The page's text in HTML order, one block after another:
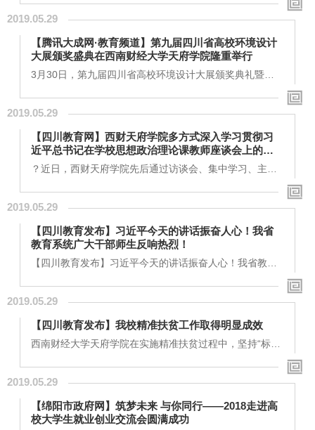
曹？天骄你有没有过曾经被小偷从包里偷东西的经历当时
是否感觉既气愤又无奈现在有一个挎包能够具备防盗、扩
初衷只是想帮妈妈解决困扰。今年暑假，西南财经大学天
府学院大三的学生曹天骄将自己发明的挎包带回家送给妈
妈，从此妈妈就将这个挎包留在身边，当成宝贝，外出都
2019.05.29
【腾讯大成网·教育频道】第九届四川省高校环境设计
大展颁奖盛典在西南财经大学天府学院隆重举行
3月30日，第九届四川省高校环境设计大展颁奖典礼暨第
府学院成都校区东区隆重举行。四川省高校环境设计大展
是由四川省高等教育学会主办的省级赛事。第九届四川省
究会、西南财经大学天府学院、广东三雄极光照明股份有
限公司联合承办,四川省近20所高校协办。本届大展共分学
年赛、挑战赛、论坛等三大部分。大展嘉宾与获奖...
2019.05.29
【四川教育网】西财天府学院多方式深入学习贯彻习
近平总书记在学校思想政治理论课教师座谈会上的重
要讲话精神
？近日，西财天府学院先后通过访谈会、集中学习、主题
政治理论课教师座谈会上的重要讲话精学校党委副书记(主
持工作)周敏表示，习近平总书记在学校思想政治理论课教
课提出了新的要求。高等教育作为落实立德树人，为中华
民族伟大复兴中国梦提供人才支撑的重要环节，学校党委
肩负着重大的历史使命。办好学校思想政治理...
2019.05.29
【四川教育发布】习近平今天的讲话振奋人心！我省
教育系统广大干部师生反响热烈！
【四川教育发布】习近平今天的讲话振奋人心！我省教育
务副校长黄纯国我们这一代是改革开放的亲身体验者，感
受了国家四十年来的翻天覆地的变化。我们生活在这个时
今天的高等教育。所以，我们一定要珍惜改革开放在教育
领域取得的这些成果。作为学生，要努力学习，成为新时
2019.05.29
【四川教育发布】我校精准扶贫工作取得明显成效
西南财经大学天府学院在实施精准扶贫过程中，坚持“标本
施”的项目实施办法，资金到户到村，累计为贫困村和贫困
户实施15个帮扶项目。为彻底解决高原地区村民蔬菜供应
岗位，该项目在甘孜县全县范围内推广，提升了高原地区
村民生活质量和水平。脱贫攻坚档案管理试点项目，在全
2019.05.29
【绵阳市政府网】筑梦未来 与你同行——2018走进高
校大学生就业创业交流会圆满成功